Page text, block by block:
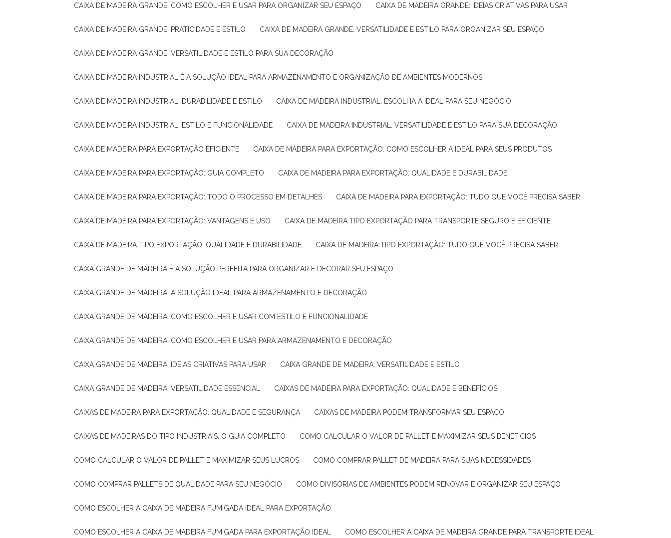
CAIXA DE MADEIRA GRANDE: COMO ESCOLHER E USAR PARA ORGANIZAR SEU ESPAÇO CAIXA DE MADEIRA GRANDE: IDEIAS CRIATIVAS PARA USAR
CAIXA DE MADEIRA GRANDE: PRATICIDADE E ESTILO CAIXA DE MADEIRA GRANDE: VERSATILIDADE E ESTILO PARA ORGANIZAR SEU ESPAÇO
CAIXA DE MADEIRA GRANDE: VERSATILIDADE E ESTILO PARA SUA DECORAÇÃO
CAIXA DE MADEIRA INDUSTRIAL É A SOLUÇÃO IDEAL PARA ARMAZENAMENTO E ORGANIZAÇÃO DE AMBIENTES MODERNOS
CAIXA DE MADEIRA INDUSTRIAL: DURABILIDADE E ESTILO CAIXA DE MADEIRA INDUSTRIAL: ESCOLHA A IDEAL PARA SEU NEGÓCIO
CAIXA DE MADEIRA INDUSTRIAL: ESTILO E FUNCIONALIDADE CAIXA DE MADEIRA INDUSTRIAL: VERSATILIDADE E ESTILO PARA SUA DECORAÇÃO
CAIXA DE MADEIRA PARA EXPORTAÇÃO EFICIENTE CAIXA DE MADEIRA PARA EXPORTAÇÃO: COMO ESCOLHER A IDEAL PARA SEUS PRODUTOS
CAIXA DE MADEIRA PARA EXPORTAÇÃO: GUIA COMPLETO CAIXA DE MADEIRA PARA EXPORTAÇÃO: QUALIDADE E DURABILIDADE
CAIXA DE MADEIRA PARA EXPORTAÇÃO: TODO O PROCESSO EM DETALHES CAIXA DE MADEIRA PARA EXPORTAÇÃO: TUDO QUE VOCÊ PRECISA SABER
CAIXA DE MADEIRA PARA EXPORTAÇÃO: VANTAGENS E USO CAIXA DE MADEIRA TIPO EXPORTAÇÃO PARA TRANSPORTE SEGURO E EFICIENTE
CAIXA DE MADEIRA TIPO EXPORTAÇÃO: QUALIDADE E DURABILIDADE CAIXA DE MADEIRA TIPO EXPORTAÇÃO: TUDO QUE VOCÊ PRECISA SABER
CAIXA GRANDE DE MADEIRA É A SOLUÇÃO PERFEITA PARA ORGANIZAR E DECORAR SEU ESPAÇO
CAIXA GRANDE DE MADEIRA: A SOLUÇÃO IDEAL PARA ARMAZENAMENTO E DECORAÇÃO
CAIXA GRANDE DE MADEIRA: COMO ESCOLHER E USAR COM ESTILO E FUNCIONALIDADE
CAIXA GRANDE DE MADEIRA: COMO ESCOLHER E USAR PARA ARMAZENAMENTO E DECORAÇÃO
CAIXA GRANDE DE MADEIRA: IDEIAS CRIATIVAS PARA USAR CAIXA GRANDE DE MADEIRA: VERSATILIDADE E ESTILO
CAIXA GRANDE DE MADEIRA: VERSATILIDADE ESSENCIAL CAIXAS DE MADEIRA PARA EXPORTAÇÃO: QUALIDADE E BENEFÍCIOS
CAIXAS DE MADEIRA PARA EXPORTAÇÃO: QUALIDADE E SEGURANÇA CAIXAS DE MADEIRA PODEM TRANSFORMAR SEU ESPAÇO
CAIXAS DE MADEIRAS DO TIPO INDUSTRIAIS: O GUIA COMPLETO COMO CALCULAR O VALOR DE PALLET E MAXIMIZAR SEUS BENEFÍCIOS
COMO CALCULAR O VALOR DE PALLET E MAXIMIZAR SEUS LUCROS COMO COMPRAR PALLET DE MADEIRA PARA SUAS NECESSIDADES
COMO COMPRAR PALLETS DE QUALIDADE PARA SEU NEGÓCIO COMO DIVISÓRIAS DE AMBIENTES PODEM RENOVAR E ORGANIZAR SEU ESPAÇO
COMO ESCOLHER A CAIXA DE MADEIRA FUMIGADA IDEAL PARA EXPORTAÇÃO
COMO ESCOLHER A CAIXA DE MADEIRA FUMIGADA PARA EXPORTAÇÃO IDEAL COMO ESCOLHER A CAIXA DE MADEIRA GRANDE PARA TRANSPORTE IDEAL